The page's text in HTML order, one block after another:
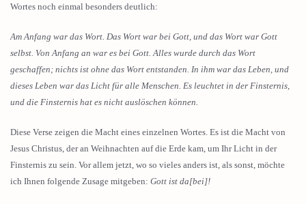
Wortes noch einmal besonders deutlich:
Am Anfang war das Wort. Das Wort war bei Gott, und das Wort war Gott
selbst. Von Anfang an war es bei Gott. Alles wurde durch das Wort
geschaffen; nichts ist ohne das Wort entstanden. In ihm war das Leben, und
dieses Leben war das Licht für alle Menschen. Es leuchtet in der Finsternis,
und die Finsternis hat es nicht auslöschen können.
Diese Verse zeigen die Macht eines einzelnen Wortes. Es ist die Macht von
Jesus Christus, der an Weihnachten auf die Erde kam, um Ihr Licht in der
Finsternis zu sein. Vor allem jetzt, wo so vieles anders ist, als sonst, möchte
ich Ihnen folgende Zusage mitgeben: Gott ist da[bei]!